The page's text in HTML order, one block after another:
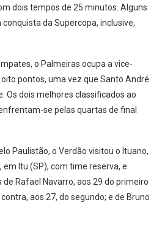
dois tempos de 25 minutos. Alguns
da Supercopa, inclusive,
o Palmeiras ocupa a vice-
oito pontos, uma vez que Santo André
Os dois melhores classificados ao
se pelas quartas de final
Paulistão, o Verdão visitou o Ituano,
em Itu (SP), com time reserva, e
de Rafael Navarro, aos 29 do primeiro
aos 27, do segundo; e de Bruno